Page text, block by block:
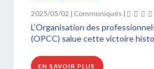
2025/05/02 | Communiqués |
L’Organisation des
(OPCC) salue cette victoire
EN SAVOIR PLUS